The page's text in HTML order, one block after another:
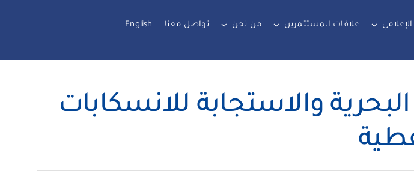
علاقات المستثمرين من نحن تواصل معنا English
البحرية والاستجابة للانسكابات